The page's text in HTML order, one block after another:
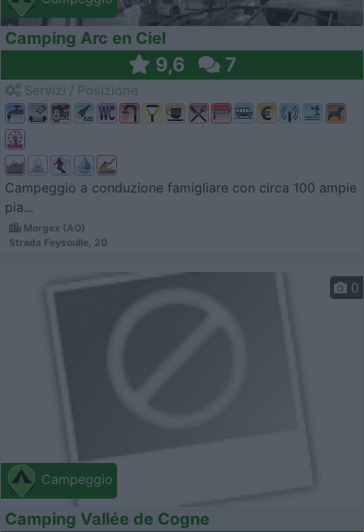
Camping Arc en Ciel
9,6 7
Campeggio a conduzione famigliare con circa 100 ampie
pia...
Morgex (AO)
Strada Feysoulle, 20
Campeggio
0
Camping Vallée de Cogne